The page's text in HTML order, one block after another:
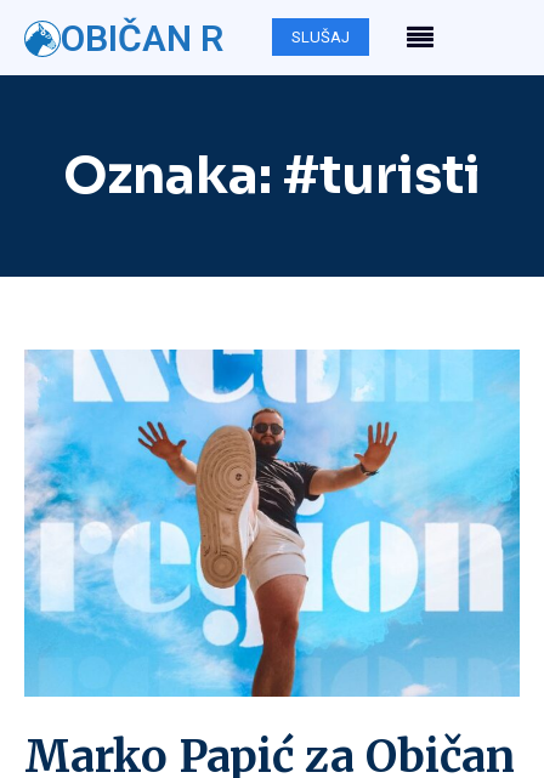
OBIČAN R SLUŠAJ
Oznaka: #turisti
Marko Papić za Običan